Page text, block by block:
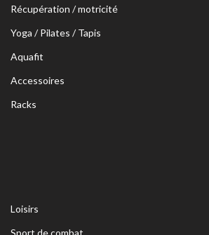
Récupération / motricité
Yoga / Pilates / Tapis
Aquafit
Accessoires
Racks
Loisirs